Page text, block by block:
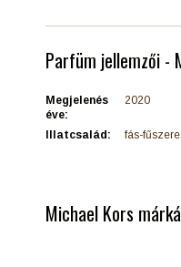
Parfüm jellemzői -
Megjelenés
éve:
2020
Illatcsalád: fás-
Michael Kors